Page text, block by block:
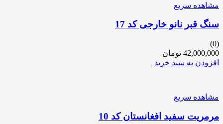
مشاهده سریع
سنگ قبر نانو خارجی کد 17
(0)
42,000,000 تومان
افزودن به سبد خرید
مشاهده سریع
مرمریت سفید افغانستان کد 10